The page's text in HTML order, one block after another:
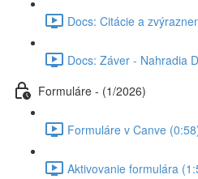
Docs: Citácie a
Docs: Záver - Nahradia
Formuláre - (1/2026)
Formuláre v Canve
Aktivovanie formulára